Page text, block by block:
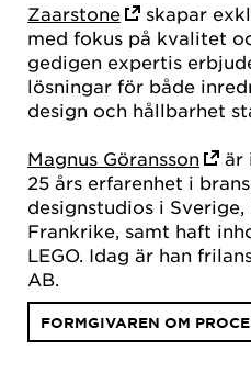
Zaarstone
skapar
med fokus på kvalitet
gedigen expertis
lösningar för både
design och hållbarhet
Magnus Göransson
är
25 års erfarenhet i
designstudios i Sverige,
Frankrike, samt haft
LEGO. Idag är han
AB.
FORMGIVAREN OM